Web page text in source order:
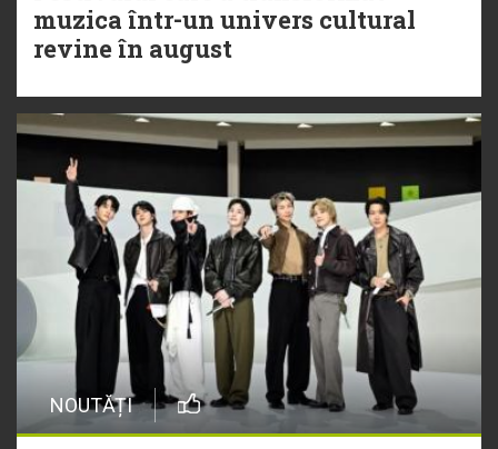
muzica într-un univers cultural
revine în august
NOUTĂȚI